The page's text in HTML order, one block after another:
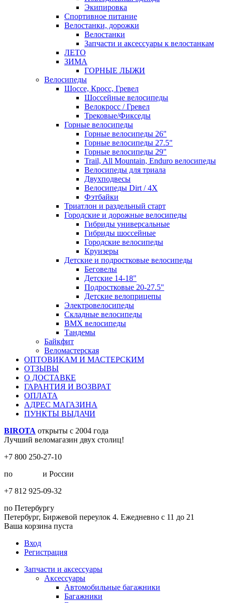
Экипировка
Спортивное питание
Велостанки, дорожки
Велостанки
Запчасти и аксессуары к велостанкам
ЛЕТО
ЗИМА
ГОРНЫЕ ЛЫЖИ
Велосипеды
Шоссе, Кросс, Гревел
Шоссейные велосипеды
Велокросс / Гревел
Трековые/Фикседы
Горные велосипеды
Горные велосипеды 26"
Горные велосипеды 27.5"
Горные велосипеды 29"
Trail, All Mountain, Enduro велосипеды
Велосипеды для триала
Двухподвесы
Велосипеды Dirt / 4X
Фэтбайки
Триатлон и раздельный старт
Городские и дорожные велосипеды
Гибриды универсальные
Гибриды шоссейные
Городские велосипеды
Круизеры
Детские и подростковые велосипеды
Беговелы
Детские 14-18"
Подростковые 20-27.5"
Детские велоприцепы
Электровелосипеды
Складные велосипеды
BMX велосипеды
Тандемы
Байкфит
Веломастерская
ОПТОВИКАМ И МАСТЕРСКИМ
ОТЗЫВЫ
О ДОСТАВКЕ
ГАРАНТИЯ И ВОЗВРАТ
ОПЛАТА
АДРЕС МАГАЗИНА
ПУНКТЫ ВЫДАЧИ
BIROTA открыты с 2004 года
Лучший веломагазин двух столиц!
+7 800 250-27-10
по
и России
+7 812 925-09-32
по Петербургу
Петербург, Биржевой переулок 4. Ежедневно с 11 до 21
Ваша корзина пуста
Вход
Регистрация
Запчасти и аксессуары
Аксессуары
Автомобильные багажники
Багажники